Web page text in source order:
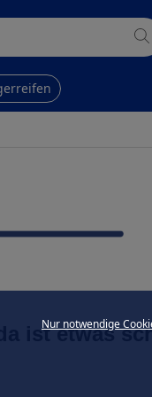
Nur notwendige
ist etwas